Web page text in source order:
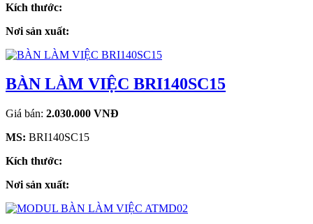
Kích thước:
Nơi sản xuất:
BÀN LÀM VIỆC BRI140SC15
Giá bán: 2.030.000 VNĐ
MS: BRI140SC15
Kích thước:
Nơi sản xuất: